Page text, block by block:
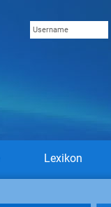
Lexikon